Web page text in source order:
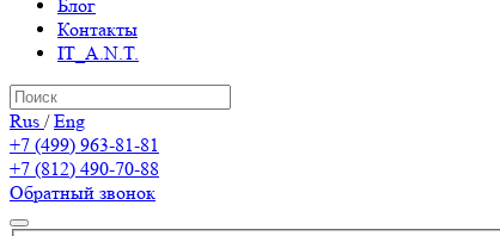
Блог
Контакты
IT_A.N.T.
Rus /Eng
+7 (499) 963-81-81
+7 (812) 490-70-88
Обратный звонок